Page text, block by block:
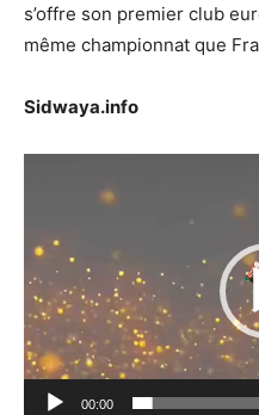
s’offre son premier club
même championnat que
Sidwaya.info
00:00